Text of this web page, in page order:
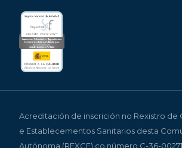
Acreditación de inscrición no Rexistro de
e Establecementos Sanitarios desta
Autónoma (REXCE) co número C-36-